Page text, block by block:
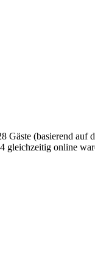
Gäste (basierend
gleichzeitig online